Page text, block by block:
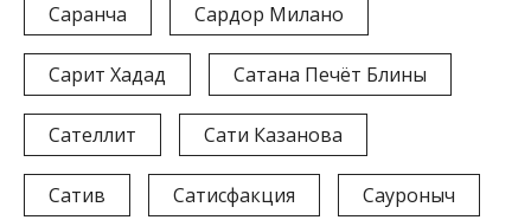
Саранча Сардор Милано
Сарит Хадад Сатана Печёт Блины
Сателлит Сати Казанова
Сатив Сатисфакция Сауроныч